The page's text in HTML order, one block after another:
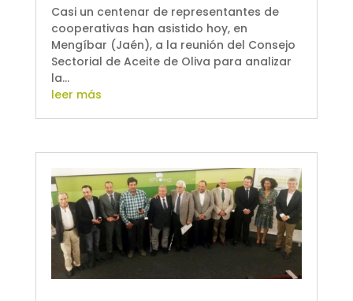
Casi un centenar de representantes de
cooperativas han asistido hoy, en
Mengíbar (Jaén), a la reunión del Consejo
Sectorial de Aceite de Oliva para analizar
la...
leer más